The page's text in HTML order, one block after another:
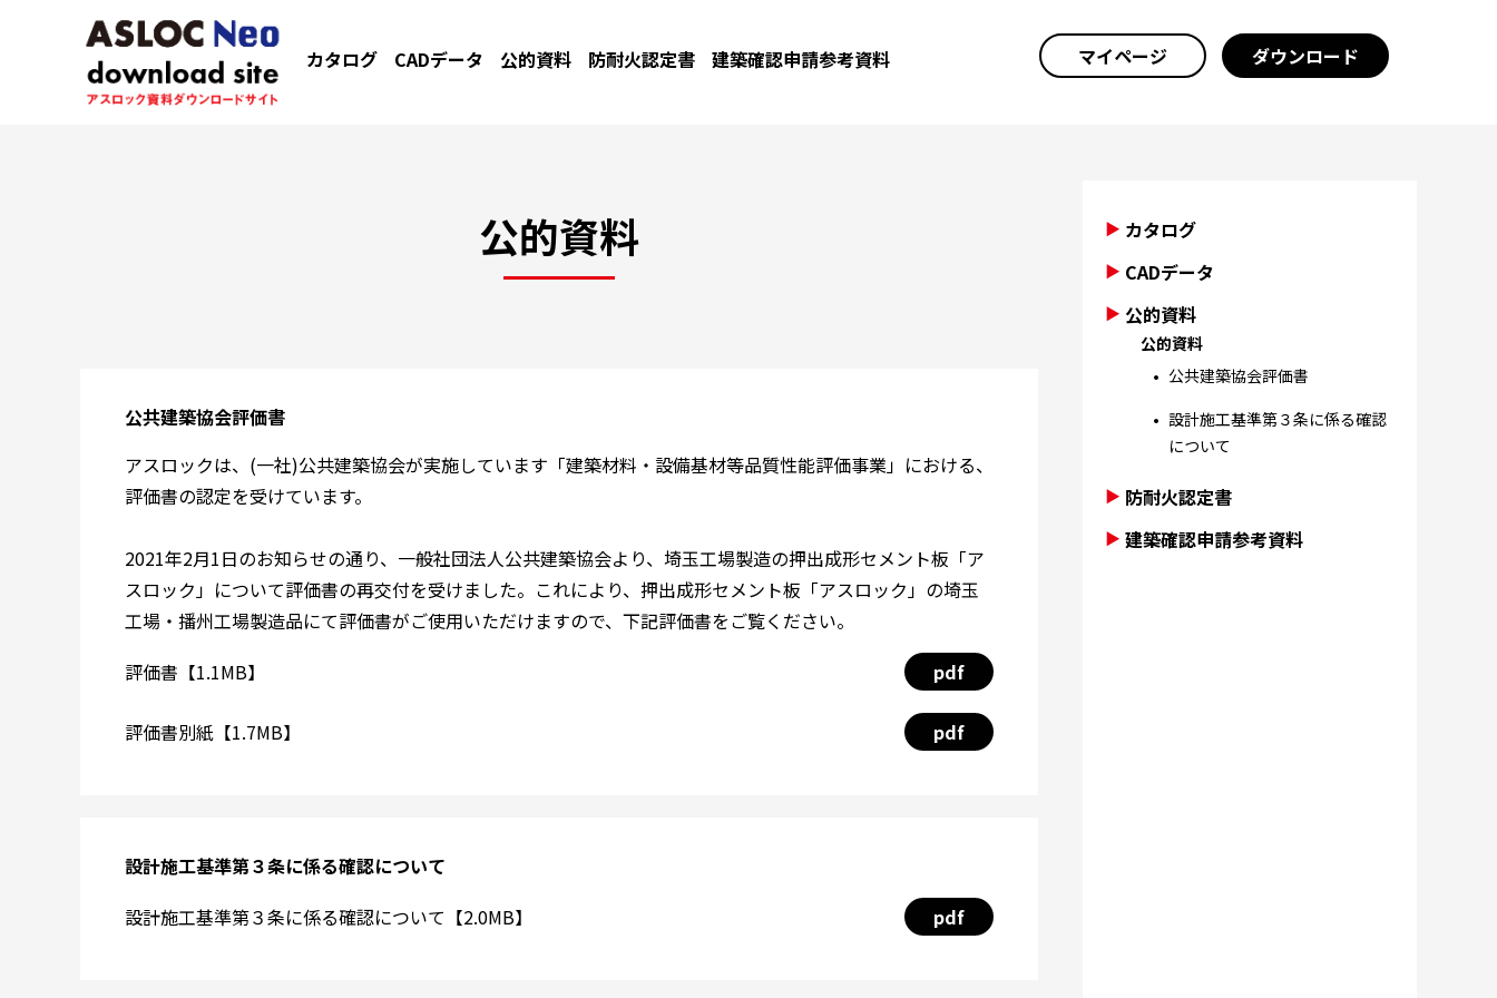
カタログ CADデータ 公的資料 防耐火認定書 建築確認申請参考資料 マイページ ダウンロード
公的資料
公共建築協会評価書
アスロックは、(一社)公共建築協会が実施しています「建築材料・設備基材等品質性能評価事業」における、
評価書の認定を受けています。
2021年2月1日のお知らせの通り、一般社団法人公共建築協会より、埼玉工場製造の押出成形セメント板「ア
スロック」について評価書の再交付を受けました。これにより、押出成形セメント板「アスロック」の埼玉
工場・播州工場製造品にて評価書がご使用いただけますので、下記評価書をご覧ください。
評価書【1.1MB】
pdf
評価書別紙【1.7MB】 pdf
設計施工基準第３条に係る確認について
設計施工基準第３条に係る確認について【2.0MB】
pdf
カタログ
CADデータ
公的資料
公的資料
公共建築協会評価書
設計施工基準第３条に係る確認
について
防耐火認定書
建築確認申請参考資料